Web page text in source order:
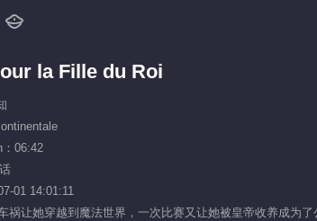
la Fille du Roi
：06:42
01 14:01:11
祸让她穿越到魔法世界，一次比赛又让她被皇帝收养成为